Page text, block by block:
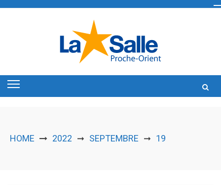
HOME 2022 ➞ SEPTEMBRE ➞ 19